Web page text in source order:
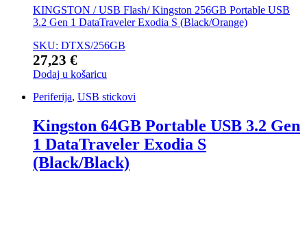
KINGSTON / USB Flash/ Kingston 256GB Portable USB
3.2 Gen 1 DataTraveler Exodia S (Black/Orange)
SKU: DTXS/256GB
27,23 €
Dodaj u košaricu
Periferija, USB stickovi
Kingston 64GB Portable USB 3.2 Gen
1 DataTraveler Exodia S
(Black/Black)